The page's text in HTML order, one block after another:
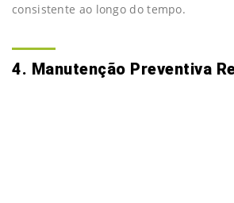
consistente ao longo do tempo.
4. Manutenção Preventiva